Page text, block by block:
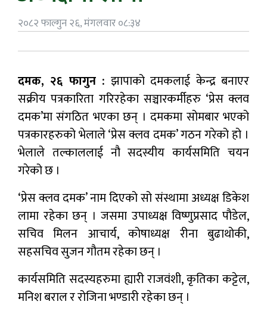
२०८२ फाल्गुन २६, मंगलवार ०८:३४
दमक, २६ फागुन :झापाको दमकलाई केन्द्र बनाएर
सक्रीय पत्रकारिता गरिरहेका सञ्चारकर्मीहरु ‘प्रेस क्लव
दमक’मा संगठित भएका छन् । दमकमा सोमबार भएको
पत्रकारहरुको भेलाले ‘प्रेस क्लव दमक’ गठन गरेको हो ।
भेलाले तल्काललाई नौ सदस्यीय कार्यसमिति चयन
गरेको छ ।
‘प्रेस क्लव दमक’ नाम दिएको सो संस्थामा अध्यक्ष डिकेश
लामा रहेका छन् । जसमा उपाध्यक्ष विष्णुप्रसाद पौडेल,
सचिव मिलन आचार्य, कोषाध्यक्ष रीना बुढाथोकी,
सहसचिव सुजन गौतम रहेका छन् ।
कार्यसमिति सदस्यहरुमा ह्यारी राजवंशी, कृतिका कट्टेल,
मनिश बराल र रोजिना भण्डारी रहेका छन् ।